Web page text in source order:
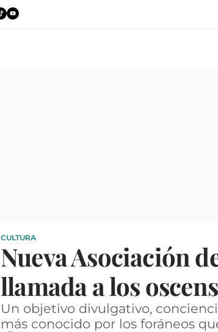
CULTURA
Nueva Asociación
llamada a los
Un objetivo divulgativo,
más conocido por los foráneos